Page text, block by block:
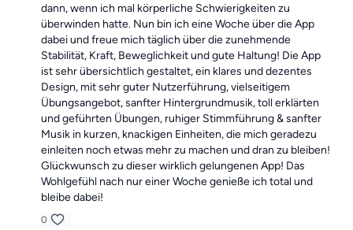
dann, wenn ich mal körperliche Schwierigkeiten zu
überwinden hatte. Nun bin ich eine Woche über die App
dabei und freue mich täglich über die zunehmende
Stabilität, Kraft, Beweglichkeit und gute Haltung! Die App
ist sehr übersichtlich gestaltet, ein klares und dezentes
Design, mit sehr guter Nutzerführung, vielseitigem
Übungsangebot, sanfter Hintergrundmusik, toll erklärten
und geführten Übungen, ruhiger Stimmführung & sanfter
Musik in kurzen, knackigen Einheiten, die mich geradezu
einleiten noch etwas mehr zu machen und dran zu bleiben!
Glückwunsch zu dieser wirklich gelungenen App! Das
Wohlgefühl nach nur einer Woche genieße ich total und
bleibe dabei!
0